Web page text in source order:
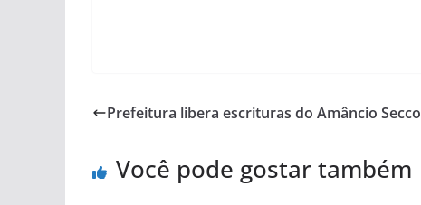
Prefeitura libera escrituras do Amâncio Secco
Você pode gostar também